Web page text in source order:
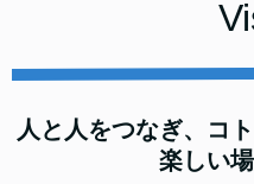
人と人をつなぎ、コ
楽しい